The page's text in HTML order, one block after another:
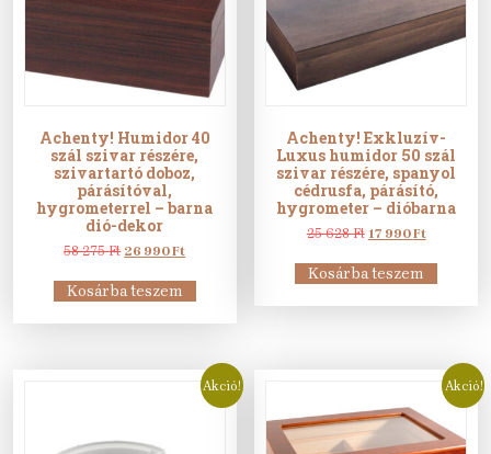
Achenty! Humidor 40
szál szivar részére,
szivartartó doboz,
párásítóval,
hygrometerrel – barna
dió-dekor
58 275Ft Original
was:
58
26 990FtCurrent
is:
26
Kosárba teszem
Achenty! Exkluzív-
Luxus humidor 50 szál
szivar részére, spanyol
cédrusfa, párásító,
hygrometer – dióbarna
25 628Ft Original
was:
25
17 990FtCurrent
is:
17
Kosárba teszem
Akció! Akció!